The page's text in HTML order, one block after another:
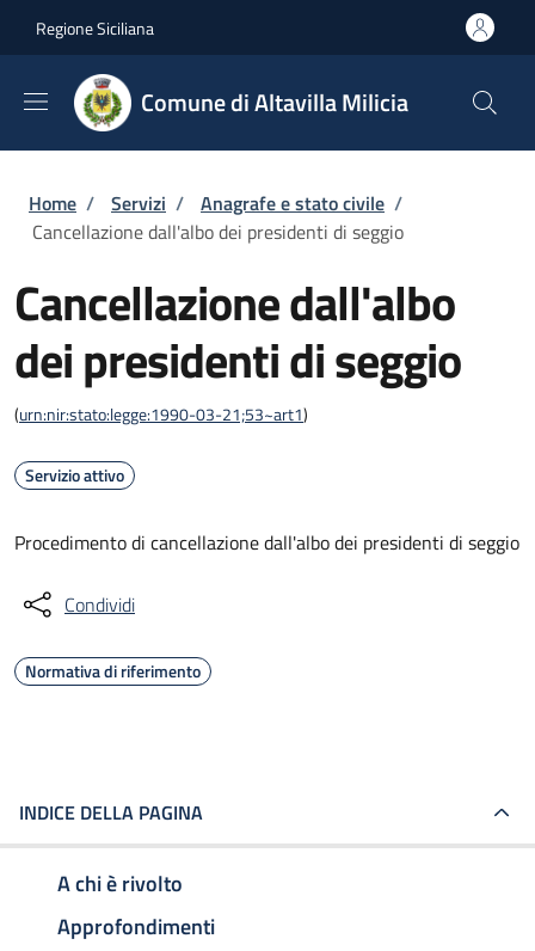
Regione Siciliana
Comune di Altavilla Milicia
Briciole di pane
Home / Servizi / Anagrafe e stato civile /
Cancellazione dall'albo dei presidenti di seggio
Cancellazione dall'albo
dei presidenti di seggio
(urn:nir:stato:legge:1990-03-21;53~art1)
Servizio attivo
Procedimento di cancellazione dall'albo dei presidenti di seggio
Condividi
Normativa di riferimento
INDICE DELLA PAGINA
A chi è rivolto
Approfondimenti